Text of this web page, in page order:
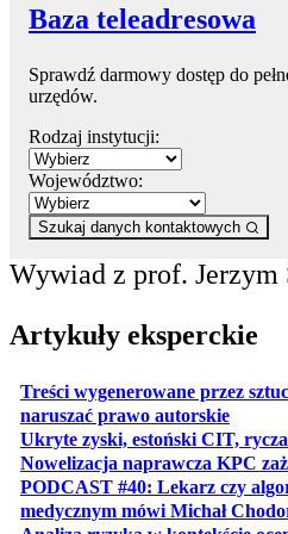
Baza teleadresowa
Sprawdź darmowy dostęp do
urzędów.
Rodzaj instytucji:
Województwo:
Szukaj danych kontaktowych
Wywiad z prof. Jerzym
Artykuły eksperckie
Treści wygenerowane przez
naruszać prawo autorskie
Ukryte zyski, estoński CIT,
Nowelizacja naprawcza KPC
PODCAST #40: Lekarz czy
medycznym mówi Michał